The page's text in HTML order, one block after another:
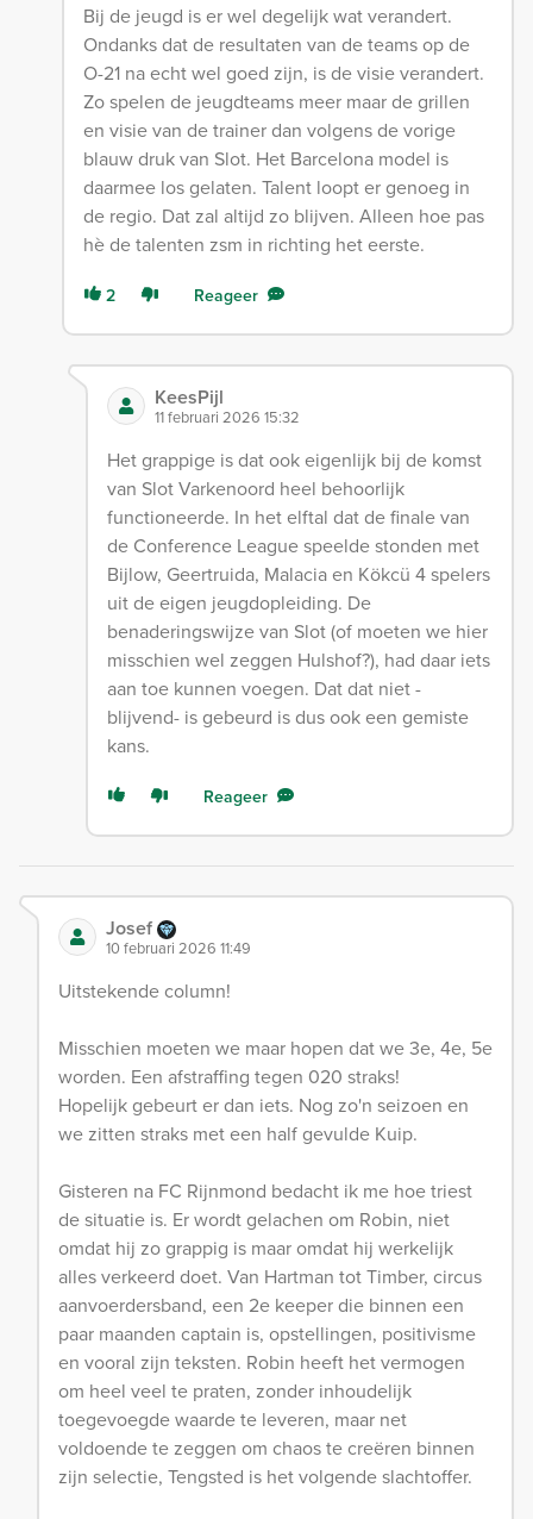
Bij de jeugd is er wel degelijk wat verandert.
Ondanks dat de resultaten van de teams op de
O-21 na echt wel goed zijn, is de visie verandert.
Zo spelen de jeugdteams meer maar de grillen
en visie van de trainer dan volgens de vorige
blauw druk van Slot. Het Barcelona model is
daarmee los gelaten. Talent loopt er genoeg in
de regio. Dat zal altijd zo blijven. Alleen hoe pas
hè de talenten zsm in richting het eerste.
2 Reageer
KeesPijl
11 februari 2026 15:32
Het grappige is dat ook eigenlijk bij de komst
van Slot Varkenoord heel behoorlijk
functioneerde. In het elftal dat de finale van
de Conference League speelde stonden met
Bijlow, Geertruida, Malacia en Kökcü 4 spelers
uit de eigen jeugdopleiding. De
benaderingswijze van Slot (of moeten we hier
misschien wel zeggen Hulshof?), had daar iets
aan toe kunnen voegen. Dat dat niet -
blijvend- is gebeurd is dus ook een gemiste
kans.
Reageer
Josef
10 februari 2026 11:49
Uitstekende column!
Misschien moeten we maar hopen dat we 3e, 4e, 5e
worden. Een afstraffing tegen 020 straks!
Hopelijk gebeurt er dan iets. Nog zo'n seizoen en
we zitten straks met een half gevulde Kuip.
Gisteren na FC Rijnmond bedacht ik me hoe triest
de situatie is. Er wordt gelachen om Robin, niet
omdat hij zo grappig is maar omdat hij werkelijk
alles verkeerd doet. Van Hartman tot Timber, circus
aanvoerdersband, een 2e keeper die binnen een
paar maanden captain is, opstellingen, positivisme
en vooral zijn teksten. Robin heeft het vermogen
om heel veel te praten, zonder inhoudelijk
toegevoegde waarde te leveren, maar net
voldoende te zeggen om chaos te creëren binnen
zijn selectie, Tengsted is het volgende slachtoffer.